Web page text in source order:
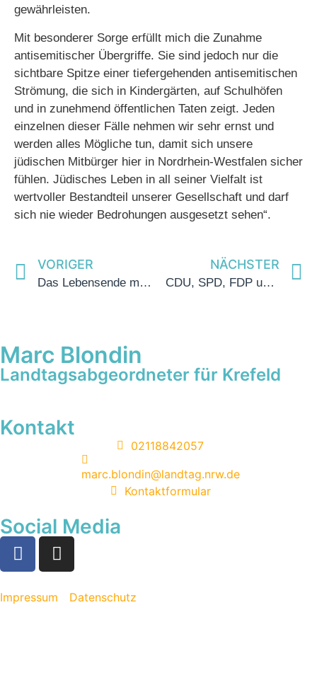
gewährleisten.
Mit besonderer Sorge erfüllt mich die Zunahme
antisemitischer Übergriffe. Sie sind jedoch nur die
sichtbare Spitze einer tiefergehenden antisemitischen
Strömung, die sich in Kindergärten, auf Schulhöfen
und in zunehmend öffentlichen Taten zeigt. Jeden
einzelnen dieser Fälle nehmen wir sehr ernst und
werden alles Mögliche tun, damit sich unsere
jüdischen Mitbürger hier in Nordrhein-Westfalen sicher
fühlen. Jüdisches Leben in all seiner Vielfalt ist
wertvoller Bestandteil unserer Gesellschaft und darf
sich nie wieder Bedrohungen ausgesetzt sehen“.
VORIGER
Das Lebensende menschenwürdig und angstfrei gestalten
NÄCHSTER
CDU, SPD, FDP und Grüne setzen Untersuchungsausschuss zu Lügde gemeinsam ein
Marc Blondin
Landtagsabgeordneter für Krefeld
Kontakt
02118842057
marc.blondin@landtag.nrw.de
Kontaktformular
Social Media
Impressum Datenschutz